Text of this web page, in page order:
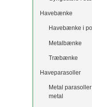
Havebænke
Havebænke i
Metalbænke
Træbænke
Haveparasoller
Metal
metal